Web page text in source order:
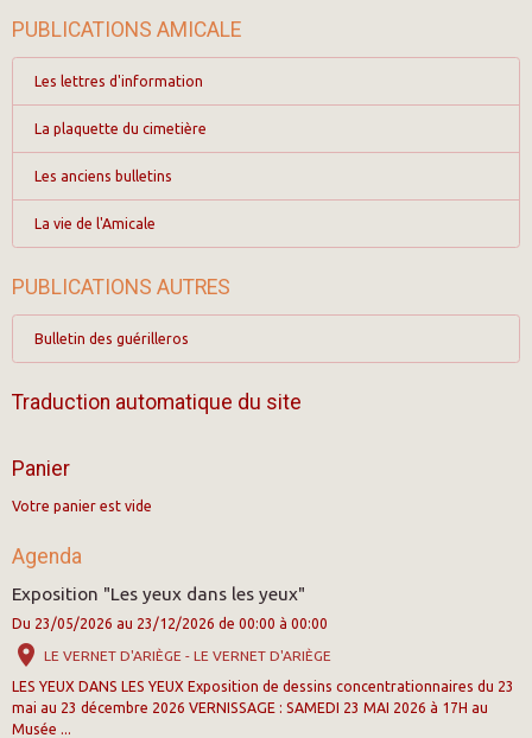
PUBLICATIONS AMICALE
Les lettres d'information
La plaquette du cimetière
Les anciens bulletins
La vie de l'Amicale
PUBLICATIONS AUTRES
Bulletin des guérilleros
Traduction automatique du site
Panier
Votre panier est vide
Agenda
Exposition "Les yeux dans les yeux"
Du 23/05/2026 au 23/12/2026 de 00:00 à 00:00
LE VERNET D'ARIÈGE - LE VERNET D'ARIÈGE
LES YEUX DANS LES YEUX Exposition de dessins concentrationnaires du 23
mai au 23 décembre 2026 VERNISSAGE : SAMEDI 23 MAI 2026 à 17H au
Musée ...